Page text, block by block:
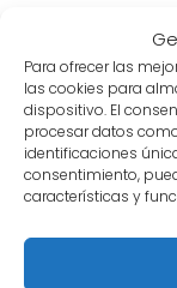
Para ofrecer las
las cookies para
dispositivo. El
procesar datos
identificaciones
consentimiento,
características y
En el
las propuestas
programada
del Festival
Almagro, que
2020. Un
estará
de las artes